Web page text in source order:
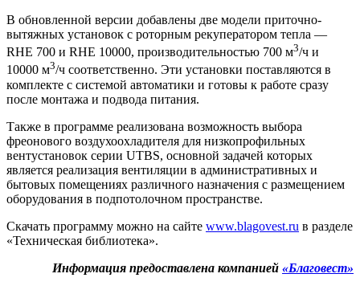
В обновленной версии добавлены две модели приточно-
вытяжных установок с роторным рекуператором тепла —
RHE 700 и RHE 10000, производительностью 700 м3/ч и
10000 м3/ч соответственно. Эти установки поставляются в
комплекте с системой автоматики и готовы к работе сразу
после монтажа и подвода питания.
Также в программе реализована возможность выбора
фреонового воздухоохладителя для низкопрофильных
вентустановок серии UTBS, основной задачей которых
является реализация вентиляции в административных и
бытовых помещениях различного назначения с размещением
оборудования в подпотолочном пространстве.
Скачать программу можно на сайте www.blagovest.ru в разделе
«Техническая библиотека».
Информация предоставлена компанией «Благовест»